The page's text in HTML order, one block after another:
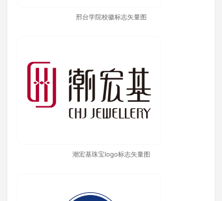
邢台学院校徽标志矢量图
潮宏基珠宝logo标志矢量图